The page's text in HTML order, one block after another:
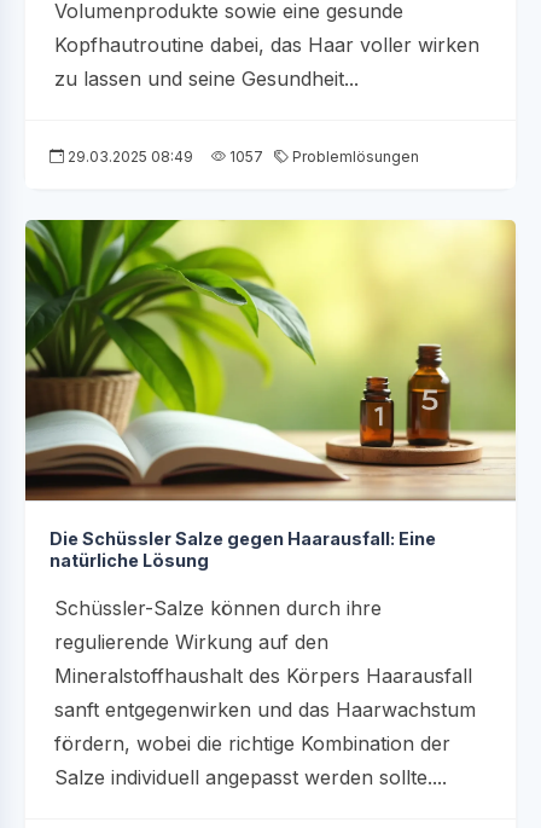
Volumenprodukte sowie eine gesunde
Kopfhautroutine dabei, das Haar voller wirken
zu lassen und seine Gesundheit...
29.03.2025 08:49 1057 Problemlösungen
Die Schüssler Salze gegen Haarausfall: Eine
natürliche Lösung
Schüssler-Salze können durch ihre
regulierende Wirkung auf den
Mineralstoffhaushalt des Körpers Haarausfall
sanft entgegenwirken und das Haarwachstum
fördern, wobei die richtige Kombination der
Salze individuell angepasst werden sollte....